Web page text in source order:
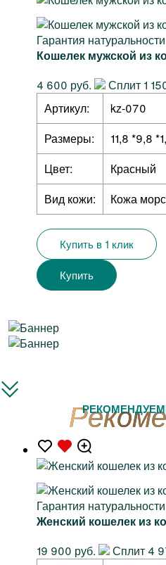
Гарантия
Кошелек мужской из
4 600 руб.
Сплит 1
Артикул:
kz-070
Размеры:
11,8 *9,8
Цвет:
Красный
Вид кожи:
Кожа
Купить в 1 клик
Купить
Гарантия
Женский кошелек из
19 900 руб.
Сплит 4